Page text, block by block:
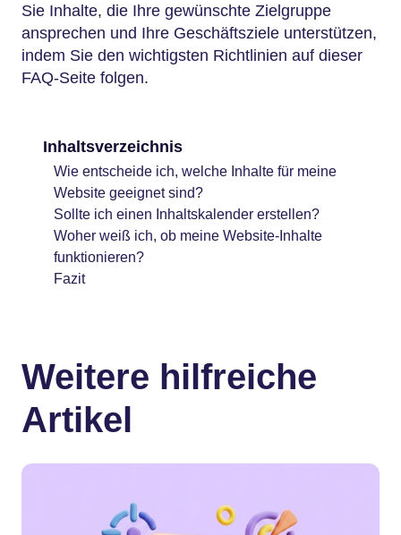
Sie Inhalte, die Ihre gewünschte Zielgruppe
ansprechen und Ihre Geschäftsziele unterstützen,
indem Sie den wichtigsten Richtlinien auf dieser
FAQ-Seite folgen.
Inhaltsverzeichnis
Wie entscheide ich, welche Inhalte für meine
Website geeignet sind?
Sollte ich einen Inhaltskalender erstellen?
Woher weiß ich, ob meine Website-Inhalte
funktionieren?
Fazit
Weitere hilfreiche
Artikel